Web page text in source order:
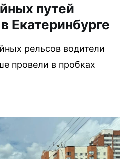
путей
Екатеринбурге
рельсов водители
провели в пробках